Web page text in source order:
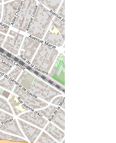
êtes un
?
votrechiffre d'affaires
tout en gagnant de
clients!